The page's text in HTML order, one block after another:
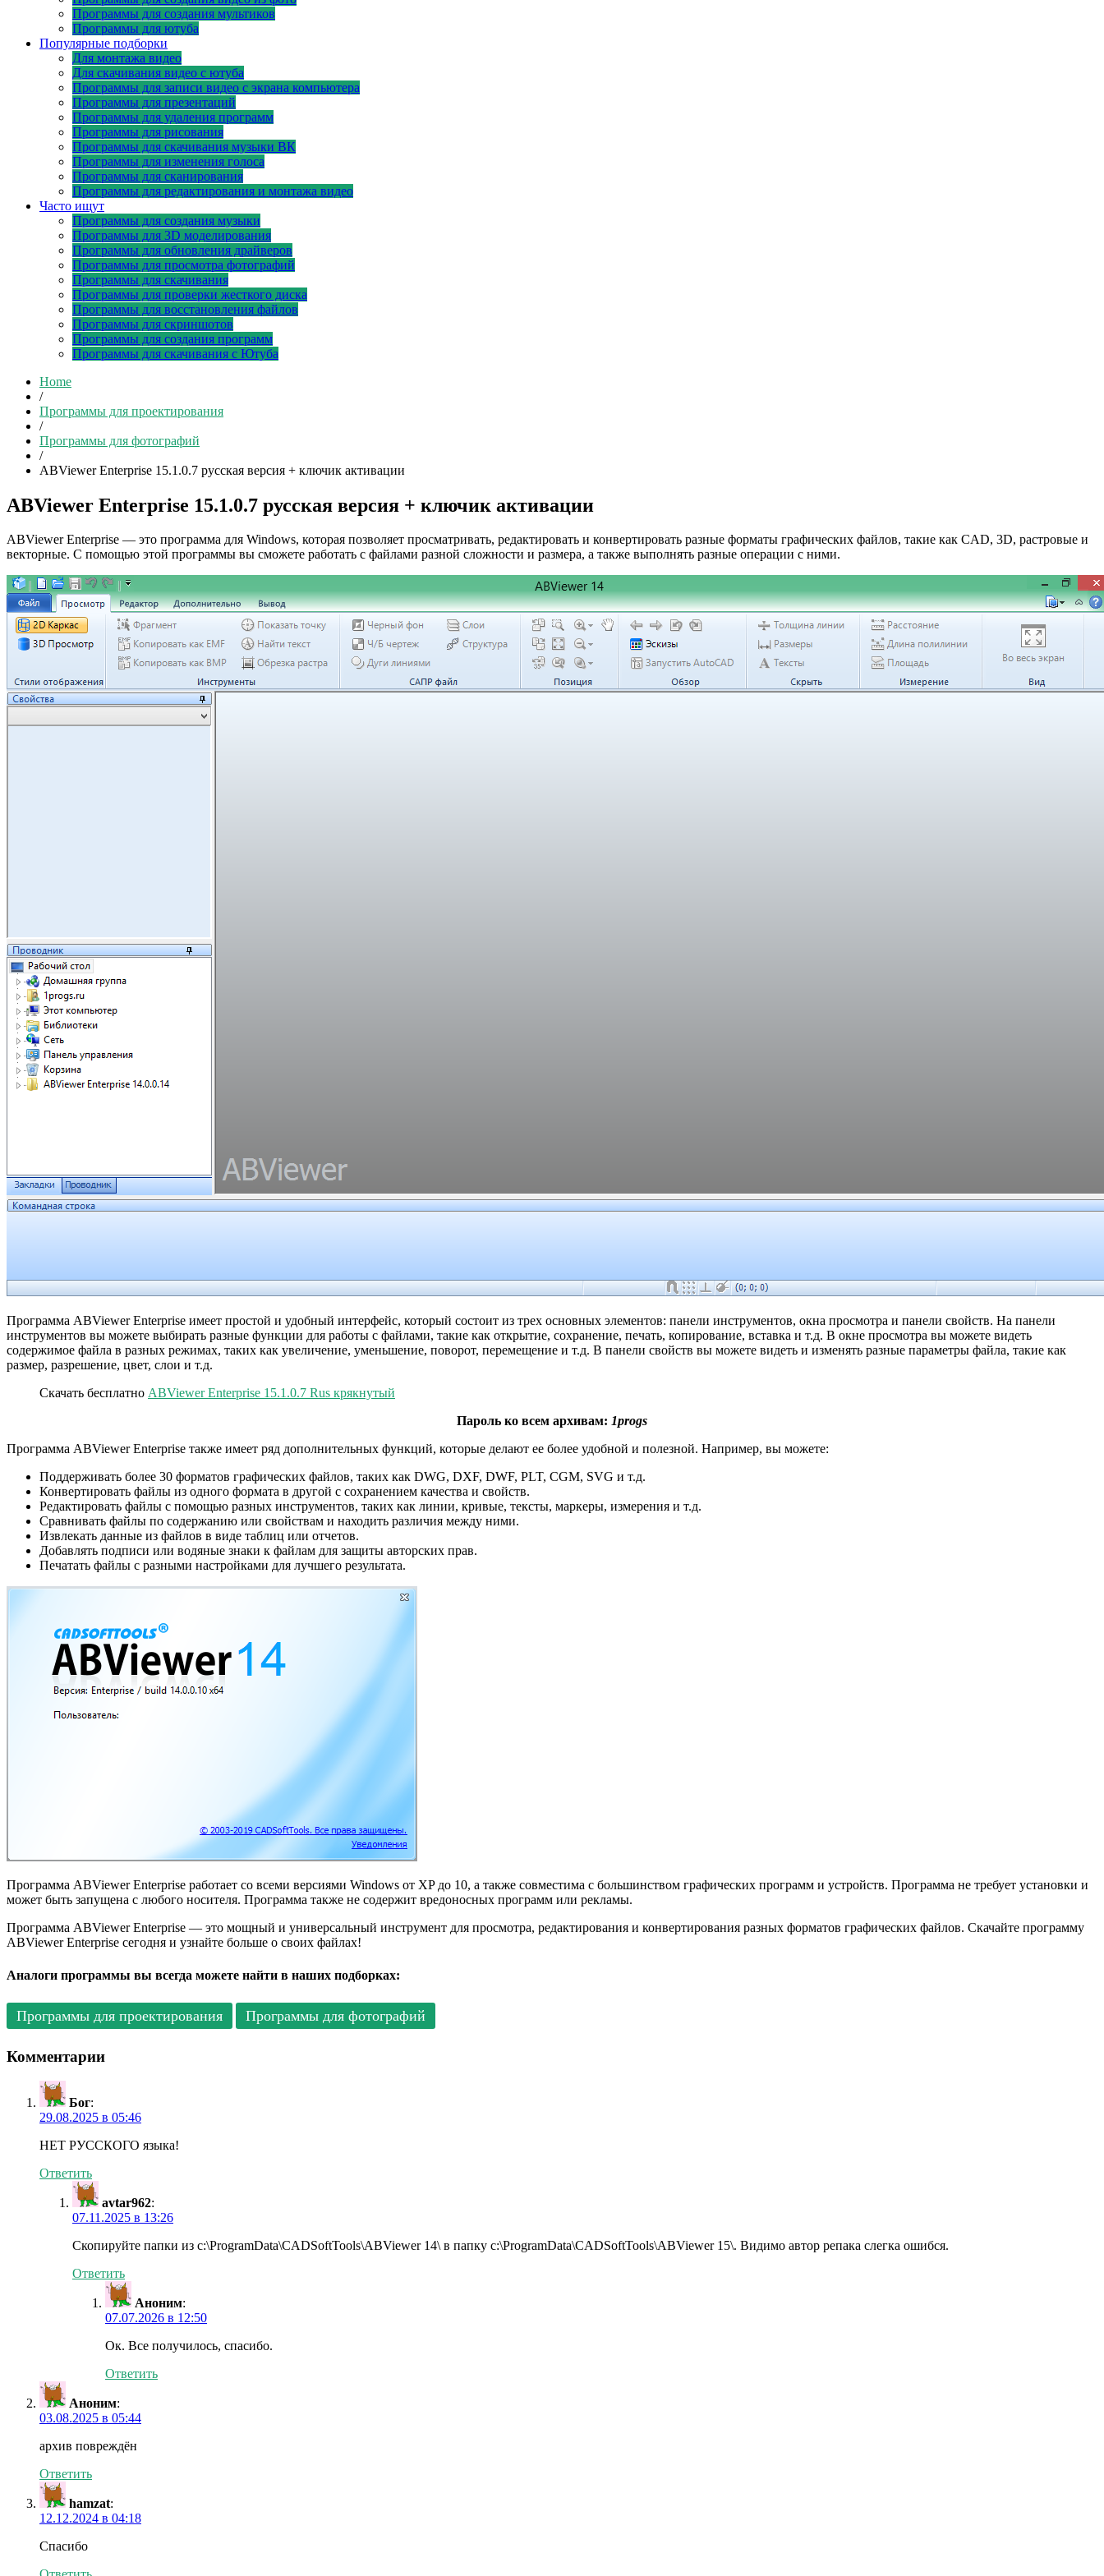
Программы для создания мультиков
Программы для ютуба
Популярные подборки
Для монтажа видео
Для скачивания видео с ютуба
Программы для записи видео с экрана компьютера
Программы для презентаций
Программы для удаления программ
Программы для рисования
Программы для скачивания музыки ВК
Программы для изменения голоса
Программы для сканирования
Программы для редактирования и монтажа видео
Часто ищут
Программы для создания музыки
Программы для 3D моделирования
Программы для обновления драйверов
Программы для просмотра фотографий
Программы для скачивания
Программы для проверки жесткого диска
Программы для восстановления файлов
Программы для скриншотов
Программы для создания программ
Программы для скачивания с Ютуба
Home
/
Программы для проектирования
/
Программы для фотографий
/
ABViewer Enterprise 15.1.0.7 русская версия + ключик активации
ABViewer Enterprise 15.1.0.7 русская версия + ключик активации
ABViewer Enterprise — это программа для Windows, которая позволяет просматривать, редактировать и конвертировать разные форматы графических файлов, такие как CAD, 3D, растровые и
векторные. С помощью этой программы вы сможете работать с файлами разной сложности и размера, а также выполнять разные операции с ними.
Программа ABViewer Enterprise имеет простой и удобный интерфейс, который состоит из трех основных элементов: панели инструментов, окна просмотра и панели свойств. На панели
инструментов вы можете выбирать разные функции для работы с файлами, такие как открытие, сохранение, печать, копирование, вставка и т.д. В окне просмотра вы можете видеть
содержимое файла в разных режимах, таких как увеличение, уменьшение, поворот, перемещение и т.д. В панели свойств вы можете видеть и изменять разные параметры файла, такие как
размер, разрешение, цвет, слои и т.д.
Скачать бесплатно ABViewer Enterprise 15.1.0.7 Rus крякнутый
Пароль ко всем архивам: 1progs
Программа ABViewer Enterprise также имеет ряд дополнительных функций, которые делают ее более удобной и полезной. Например, вы можете:
Поддерживать более 30 форматов графических файлов, таких как DWG, DXF, DWF, PLT, CGM, SVG и т.д.
Конвертировать файлы из одного формата в другой с сохранением качества и свойств.
Редактировать файлы с помощью разных инструментов, таких как линии, кривые, тексты, маркеры, измерения и т.д.
Сравнивать файлы по содержанию или свойствам и находить различия между ними.
Извлекать данные из файлов в виде таблиц или отчетов.
Добавлять подписи или водяные знаки к файлам для защиты авторских прав.
Печатать файлы с разными настройками для лучшего результата.
Программа ABViewer Enterprise работает со всеми версиями Windows от XP до 10, а также совместима с большинством графических программ и устройств. Программа не требует установки и
может быть запущена с любого носителя. Программа также не содержит вредоносных программ или рекламы.
Программа ABViewer Enterprise — это мощный и универсальный инструмент для просмотра, редактирования и конвертирования разных форматов графических файлов. Скачайте программу
ABViewer Enterprise сегодня и узнайте больше о своих файлах!
Аналоги программы вы всегда можете найти в наших подборках:
Программы для проектирования Программы для фотографий
Комментарии
Бог:
29.08.2025 в 05:46
НЕТ РУССКОГО языка!
Ответить
avtar962:
07.11.2025 в 13:26
Скопируйте папки из c:\ProgramData\CADSoftTools\ABViewer 14\ в папку c:\ProgramData\CADSoftTools\ABViewer 15\. Видимо автор репака слегка ошибся.
Ответить
Аноним:
07.07.2026 в 12:50
Ок. Все получилось, спасибо.
Ответить
Аноним:
03.08.2025 в 05:44
архив повреждён
Ответить
hamzat:
12.12.2024 в 04:18
Спасибо